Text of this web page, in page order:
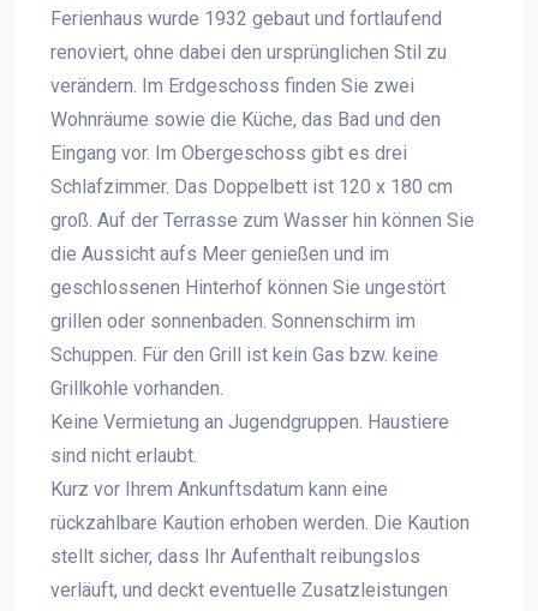
Ferienhaus wurde 1932 gebaut und fortlaufend
renoviert, ohne dabei den ursprünglichen Stil zu
verändern. Im Erdgeschoss finden Sie zwei
Wohnräume sowie die Küche, das Bad und den
Eingang vor. Im Obergeschoss gibt es drei
Schlafzimmer. Das Doppelbett ist 120 x 180 cm
groß. Auf der Terrasse zum Wasser hin können Sie
die Aussicht aufs Meer genießen und im
geschlossenen Hinterhof können Sie ungestört
grillen oder sonnenbaden. Sonnenschirm im
Schuppen. Für den Grill ist kein Gas bzw. keine
Grillkohle vorhanden.
Keine Vermietung an Jugendgruppen. Haustiere
sind nicht erlaubt.
Kurz vor Ihrem Ankunftsdatum kann eine
rückzahlbare Kaution erhoben werden. Die Kaution
stellt sicher, dass Ihr Aufenthalt reibungslos
verläuft, und deckt eventuelle Zusatzleistungen